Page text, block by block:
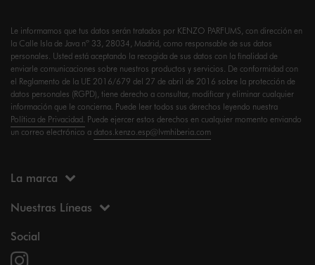
Le informamos que tus datos serán tratados por KENZO PARFUMS, con dirección en
la Calle Isla de Java nº 33, 28034, Madrid, como responsable de sus datos
personales. Usted está aceptando la recogida de sus datos con la finalidad de
enviarle comunicaciones sobre nuestros productos y servicios. De conformidad con
el Reglamento de la UE 2016/679 del 27 de abril de 2016 sobre la protección de
datos personales (RGPD), tiene derecho a consultar, modificar y eliminar cualquier
información que le concierna. Puede leer todos sus derechos leyendo nuestra
Política de Privacidad. Puede ejercer estos derechos en cualquier momento enviando
un correo electrónico adatos.kenzo.esp@lvmhiberia.com
La marca
Nuestras Líneas
Social